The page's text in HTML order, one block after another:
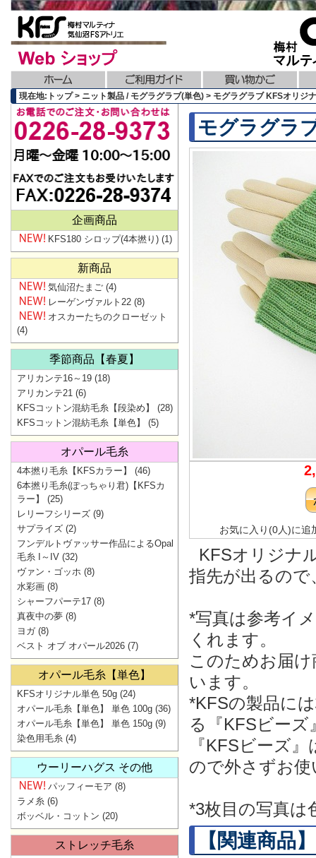
現在地:トップ > ニット製品 / モグラグラブ(単色) > モグラグラブ KFSオリジ
モグラグラ
お気に入り(0人)に追
KFSオリジナ
指先が出るので
*写真は参考イ
くれます。
このためお届
います。
*KFSの製品に
る『KFSビー
『KFSビーズ
ので外さずお
*3枚目の写真は
【関連商品】
企画商品
KFS180 シロップ(4本撚り) (1)
新商品
気仙沼たまご (4)
レーゲンヴァルト22 (8)
オスカーたちのクローゼット
(4)
季節商品【春夏】
アリカンテ16～19 (18)
アリカンテ21 (6)
KFSコットン混紡毛糸【段染め】
(28)
KFSコットン混紡毛糸【単色】
(5)
オパール毛糸
4本撚り毛糸【KFSカラー】
(46)
6本撚り毛糸(ぽっちゃり君)【KFSカ
ラー】
(25)
レリーフシリーズ (9)
サプライズ (2)
フンデルトヴァッサー作品によるOpal
毛糸 I～IV (32)
ヴァン・ゴッホ (8)
水彩画 (8)
シャーフパーテ17 (8)
真夜中の夢 (8)
ヨガ(8)
ベスト オブ オパール2026 (7)
オパール毛糸【単色】
KFSオリジナル単色 50g (24)
オパール毛糸【単色】 単色 100g (36)
オパール毛糸【単色】 単色 150g (9)
染色用毛糸 (4)
ウーリーハグス その他
パッフィーモア (8)
ラメ糸 (6)
ボッベル・コットン (20)
ストレッチ毛糸